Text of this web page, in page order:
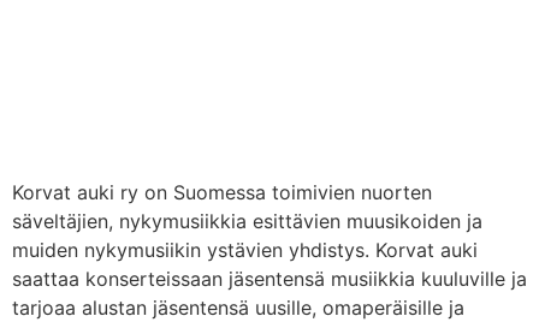
Korvat auki ry on Suomessa toimivien nuorten
säveltäjien, nykymusiikkia esittävien muusikoiden ja
muiden nykymusiikin ystävien yhdistys. Korvat auki
saattaa konserteissaan jäsentensä musiikkia kuuluville ja
tarjoaa alustan jäsentensä uusille, omaperäisille ja